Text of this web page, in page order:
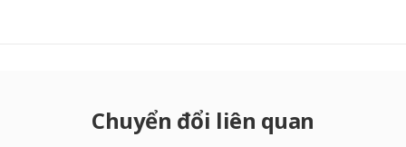
Chuyển đổi liên quan